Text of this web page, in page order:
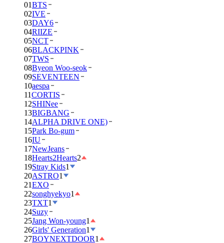
01BTS
02IVE
03DAY6
04RIIZE
05NCT
06BLACKPINK
07TWS
08Byeon Woo-seok
09SEVENTEEN
10aespa
11CORTIS
12SHINee
13BIGBANG
14ALPHA DRIVE ONE)
15Park Bo-gum
16IU
17NewJeans
18Hearts2Hearts2
19Stray Kids1
20ASTRO1
21EXO
22songhyekyo1
23TXT1
24Suzy
25Jang Won-young1
26Girls' Generation1
27BOYNEXTDOOR1